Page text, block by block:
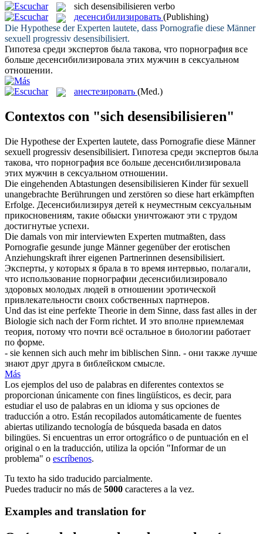
sich desensibilisieren verbo
десенсибилизировать (Publishing)
Die Hypothese der Experten lautete, dass Pornografie diese Männer
sexuell progressiv desensibilisiert.
Гипотеза среди экспертов была такова, что порнография все
больше десенсибилизировала этих мужчин в сексуальном
отношении.
анестезировать (Med.)
Contextos con "sich desensibilisieren"
Die Hypothese der Experten lautete, dass Pornografie diese Männer
sexuell progressiv desensibilisiert. Гипотеза среди экспертов была
такова, что порнография все больше десенсибилизировала
этих мужчин в сексуальном отношении.
Die eingehenden Abtastungen desensibilisieren Kinder für sexuell
unangebrachte Berührungen und zerstören so diese hart erkämpften
Erfolge. Десенсибилизируя детей к неуместным сексуальным
прикосновениям, такие обыски уничтожают эти с трудом
достигнутые успехи.
Die damals von mir interviewten Experten mutmaßten, dass
Pornografie gesunde junge Männer gegenüber der erotischen
Anziehungskraft ihrer eigenen Partnerinnen desensibilisiert.
Эксперты, у которых я брала в то время интервью, полагали,
что использование порнографии десенсибилизировало
здоровых молодых людей в отношении эротической
привлекательности своих собственных партнеров.
Und das ist eine perfekte Theorie in dem Sinne, dass fast alles in der
Biologie sich nach der Form richtet. И это вполне приемлемая
теория, потому что почти всё остальное в биологии работает
по форме.
- sie kennen sich auch mehr im biblischen Sinn. - они также лучше
знают друг друга в библейском смысле.
Más
Los ejemplos del uso de palabras en diferentes contextos se
proporcionan únicamente con fines lingüísticos, es decir, para
estudiar el uso de palabras en un idioma y sus opciones de
traducción a otro. Están recopilados automáticamente de fuentes
abiertas utilizando tecnología de búsqueda basada en datos
bilingües. Si encuentras un error ortográfico o de puntuación en el
original o en la traducción, utiliza la opción "Informar de un
problema" o escríbenos.
Tu texto ha sido traducido parcialmente.
Puedes traducir no más de 5000 caracteres a la vez.
Examples and translation for